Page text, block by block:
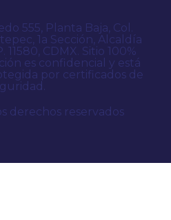
555, Planta Baja, Col.
1a Sección, Alcaldía
CDMX. Sitio 100%
es confidencial y está
por certificados de
derechos reservados